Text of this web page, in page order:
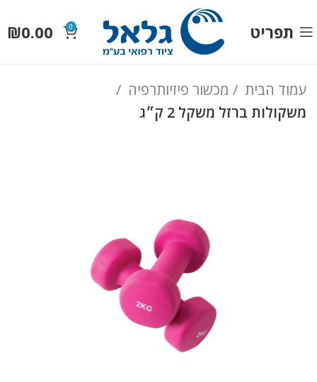
תפריט 0
₪0.00
עמוד הבית
מכשור פיזיותרפיה
משקולות ברזל משקל 2 ק״ג